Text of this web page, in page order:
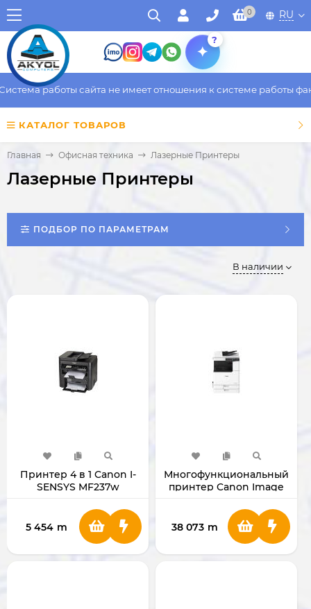
0 RU
?
работы сайта не имеет отношения к системе работы
КАТАЛОГ ТОВАРОВ
Главная Офисная техника Лазерные Принтеры
Лазерные Принтеры
ПОДБОР ПО ПАРАМЕТРАМ
В наличии
Принтер 4 в 1 Canon I-
SENSYS MF237w
5 454 m
Многофункциональный
принтер Canon Image
без картриджа
38 073 m